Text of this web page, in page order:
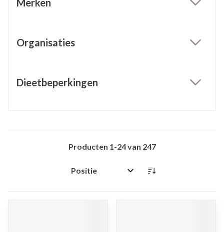
Merken
Organisaties
Dieetbeperkingen
Producten 1-24van 247
Sorteer op: